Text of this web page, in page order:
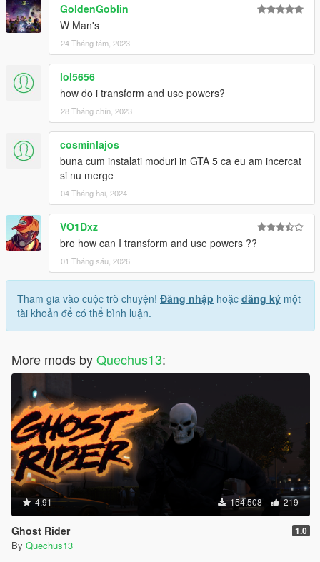
GoldenGoblin
W Man's
24 Tháng tám, 2023
lol5656
how do i transform and use powers?
28 Tháng chín, 2023
cosminlajos
buna cum instalati moduri in GTA 5 ca eu am incercat
si nu merge
04 Tháng hai, 2024
VO1Dxz
bro how can I transform and use powers ??
01 Tháng sáu, 2026
Tham gia vào cuộc trò chuyện! Đăng nhập hoặc đăng ký một
tài khoản để có thể bình luận.
More mods byQuechus13:
4.91 154.508 219
Ghost Rider 1.0
By Quechus13